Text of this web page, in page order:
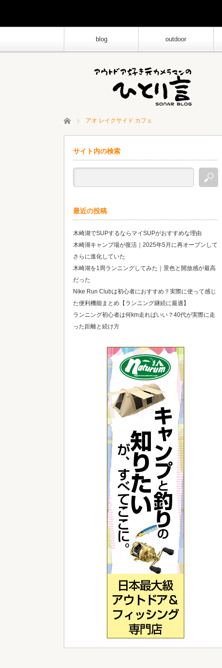
blog outdoor
ホーム アオ レイクサイド カフェ
サイト内の検索
最近の投稿
木崎湖でSUPするならマイSUPがおすすめな理由
木崎湖キャンプ場が復活｜2025年5月に再オープンして
さらに進化していた
木崎湖を1周ランニングしてみた｜景色と開放感が最高
だった
Nike Run Clubは初心者におすすめ？実際に使って感じ
た便利機能まとめ【ランニング継続に最適】
ランニング初心者は何km走ればいい？40代が実際に走
った距離と続け方